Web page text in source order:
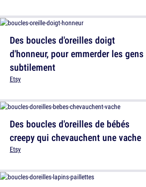
Des boucles d'oreilles doigt
d'honneur, pour emmerder les gens
subtilement
Etsy
Des boucles d'oreilles de bébés
creepy qui chevauchent une vache
Etsy